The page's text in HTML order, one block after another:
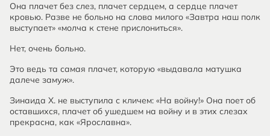
Она плачет без слез, плачет сердцем, а сердце плачет
кровью. Разве не больно на слова милого «Завтра наш полк
выступает» «молча к стене прислониться».
Нет, очень больно.
Это ведь та самая плачет, которую «выдавала матушка
далече замуж».
Зинаида X. не выступила с кличем: «На войну!» Она поет об
оставшихся, плачет об ушедшем на войну и в этих слезах
прекрасна, как «Ярославна».